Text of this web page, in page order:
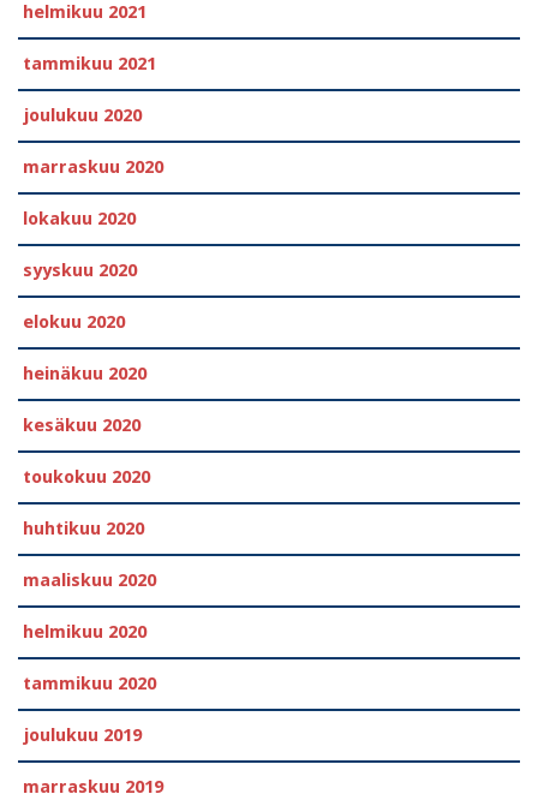
helmikuu 2021
tammikuu 2021
joulukuu 2020
marraskuu 2020
lokakuu 2020
syyskuu 2020
elokuu 2020
heinäkuu 2020
kesäkuu 2020
toukokuu 2020
huhtikuu 2020
maaliskuu 2020
helmikuu 2020
tammikuu 2020
joulukuu 2019
marraskuu 2019